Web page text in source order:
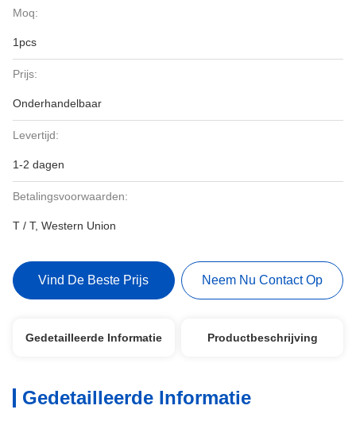
Moq:
1pcs
Prijs:
Onderhandelbaar
Levertijd:
1-2 dagen
Betalingsvoorwaarden:
T / T, Western Union
Vind De Beste Prijs Neem Nu Contact Op
Gedetailleerde Informatie Productbeschrijving
Gedetailleerde Informatie